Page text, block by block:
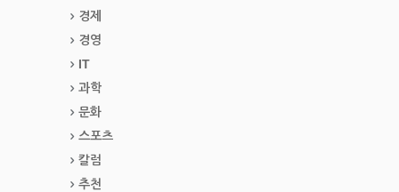
경제
경영
IT
과학
문화
스포츠
칼럼
추천